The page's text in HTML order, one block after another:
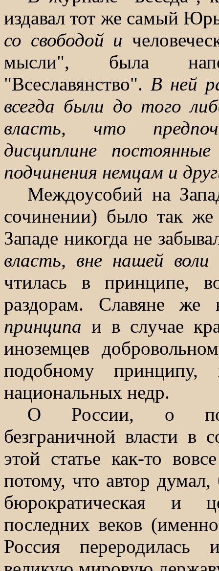
издавал тот же самый
со свободой и
мысли", была
"Всеславянство". В ней
всегда были до того
власть, что
дисциплине
подчинения немцам и
Междоусобий на
сочинении) было так
Западе никогда не
власть, вне нашей
чтилась в принципе,
раздорам. Славяне же
принципа и в случае
иноземцев
подобному принципу,
национальных недр.
О России, о
безграничной власти в
этой статье как-то
потому, что автор думал,
бюрократическая и
последних веков
Россия переродилась